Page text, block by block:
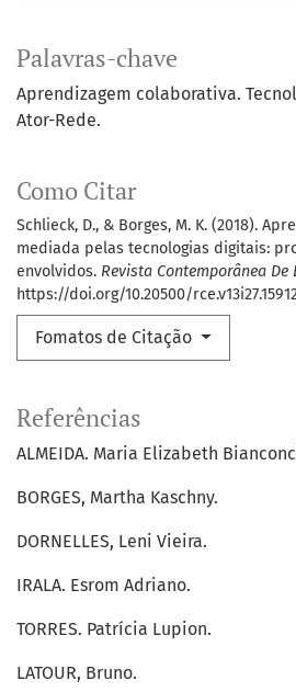
Palavras-chave
Aprendizagem colaborativa.
Ator-Rede.
Como Citar
Schlieck, D., & Borges, M. K. (2018).
mediada pelas tecnologias digitais:
envolvidos. Revista Contemporânea De
https://doi.org/10.20500/
Fomatos de Citação
Referências
ALMEIDA. Maria Elizabeth
BORGES, Martha Kaschny.
DORNELLES, Leni Vieira.
IRALA. Esrom Adriano.
TORRES. Patrícia Lupion.
LATOUR, Bruno.